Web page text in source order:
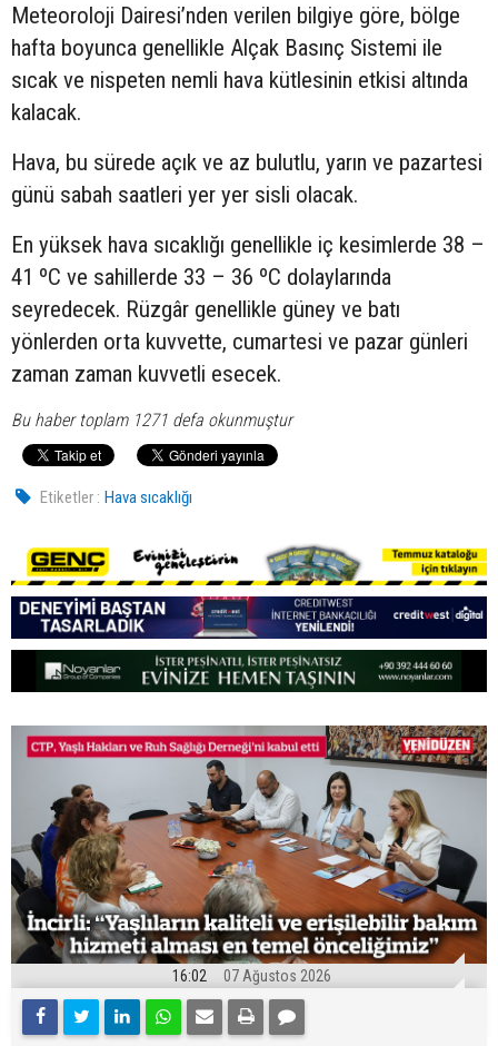
Meteoroloji Dairesi’nden verilen bilgiye göre, bölge
hafta boyunca genellikle Alçak Basınç Sistemi ile
sıcak ve nispeten nemli hava kütlesinin etkisi altında
kalacak.
Hava, bu sürede açık ve az bulutlu, yarın ve pazartesi
günü sabah saatleri yer yer sisli olacak.
En yüksek hava sıcaklığı genellikle iç kesimlerde 38 –
41 ºC ve sahillerde 33 – 36 ºC dolaylarında
seyredecek. Rüzgâr genellikle güney ve batı
yönlerden orta kuvvette, cumartesi ve pazar günleri
zaman zaman kuvvetli esecek.
Bu haber toplam 1271 defa okunmuştur
Etiketler : Hava sıcaklığı
16:02 07 Ağustos 2026